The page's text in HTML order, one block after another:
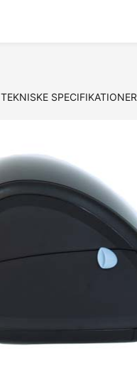
TEKNISKE SPECIFIKATIONER